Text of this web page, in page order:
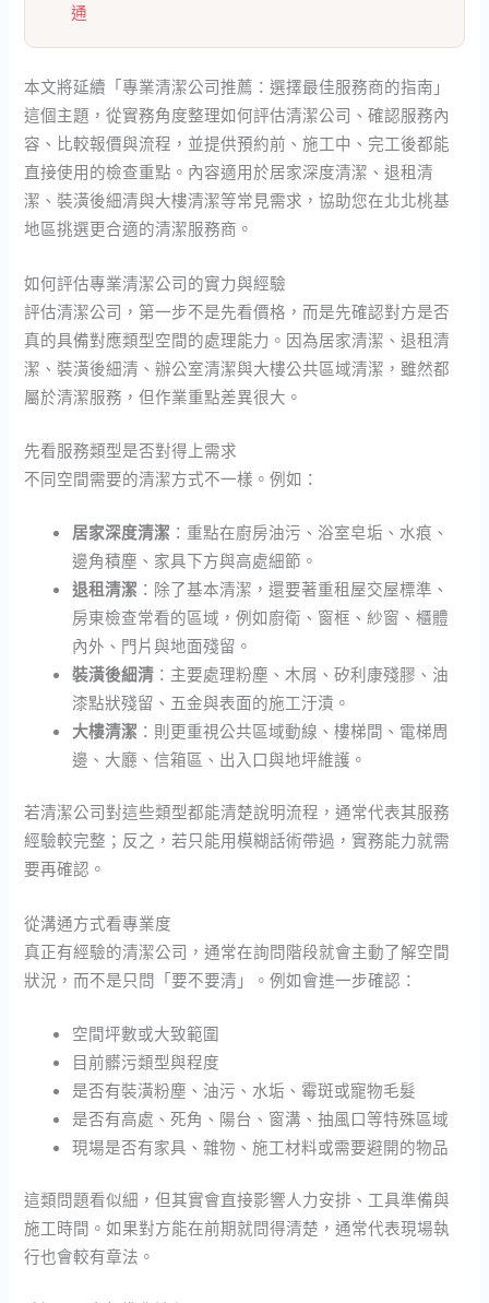
通
本文將延續「專業清潔公司推薦：選擇最佳服務商的指南」
這個主題，從實務角度整理如何評估清潔公司、確認服務內
容、比較報價與流程，並提供預約前、施工中、完工後都能
直接使用的檢查重點。內容適用於居家深度清潔、退租清
潔、裝潢後細清與大樓清潔等常見需求，協助您在北北桃基
地區挑選更合適的清潔服務商。
如何評估專業清潔公司的實力與經驗
評估清潔公司，第一步不是先看價格，而是先確認對方是否
真的具備對應類型空間的處理能力。因為居家清潔、退租清
潔、裝潢後細清、辦公室清潔與大樓公共區域清潔，雖然都
屬於清潔服務，但作業重點差異很大。
先看服務類型是否對得上需求
不同空間需要的清潔方式不一樣。例如：
居家深度清潔 ：重點在廚房油污、浴室皂垢、水痕、
邊角積塵、家具下方與高處細節。
退租清潔 ：除了基本清潔，還要著重租屋交屋標準、
房東檢查常看的區域，例如廚衛、窗框、紗窗、櫃體
內外、門片與地面殘留。
裝潢後細清 ：主要處理粉塵、木屑、矽利康殘膠、油
漆點狀殘留、五金與表面的施工汙漬。
大樓清潔 ：則更重視公共區域動線、樓梯間、電梯周
邊、大廳、信箱區、出入口與地坪維護。
若清潔公司對這些類型都能清楚說明流程，通常代表其服務
經驗較完整；反之，若只能用模糊話術帶過，實務能力就需
要再確認。
從溝通方式看專業度
真正有經驗的清潔公司，通常在詢問階段就會主動了解空間
狀況，而不是只問「要不要清」。例如會進一步確認：
空間坪數或大致範圍
目前髒污類型與程度
是否有裝潢粉塵、油污、水垢、霉斑或寵物毛髮
是否有高處、死角、陽台、窗溝、抽風口等特殊區域
現場是否有家具、雜物、施工材料或需要避開的物品
這類問題看似細，但其實會直接影響人力安排、工具準備與
施工時間。如果對方能在前期就問得清楚，通常代表現場執
行也會較有章法。